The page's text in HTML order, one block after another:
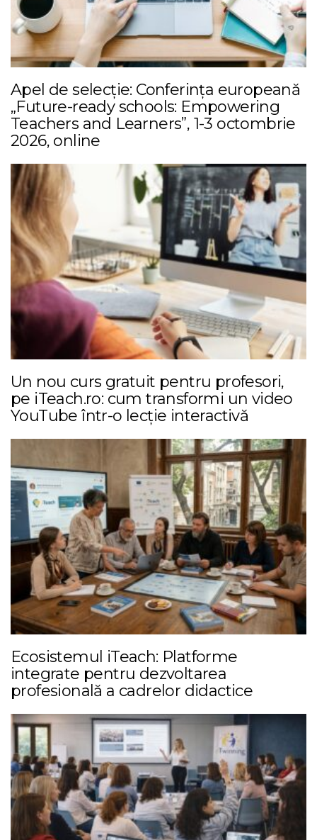
Apel de selecție: Conferința europeană
„Future-ready schools: Empowering
Teachers and Learners”, 1-3 octombrie
2026, online
Un nou curs gratuit pentru profesori,
pe iTeach.ro: cum transformi un video
YouTube într-o lecție interactivă
Ecosistemul iTeach: Platforme
integrate pentru dezvoltarea
profesională a cadrelor didactice